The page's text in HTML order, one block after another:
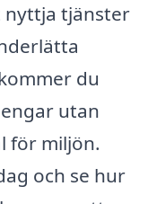
nyttja tjänster
du
utan
för miljön.
och se hur